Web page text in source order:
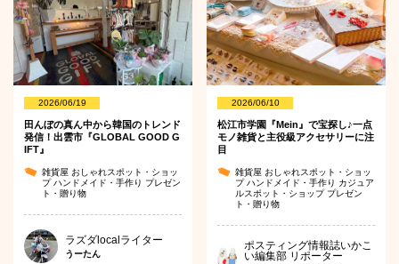
2026/06/19
田んぼの真ん中から韓国のトレンド
発信！出雲市『GLOBAL GOOD G
IFT』
雑貨屋 おしゃれスポット・ショッ
プハンドメイド・手作り プレゼン
ト・贈り物
ラズダlocalライター
うーたん
2026/06/10
松江市学園『Mein』で宝探し♪一点
モノ雑貨と主役級アクセサリーに注
目
雑貨屋 おしゃれスポット・ショッ
プハンドメイド・手作り カジュア
ルスポット・ショップ プレゼン
ト・贈り物
ポスティング情報誌いかこ
い編集部 リポーター